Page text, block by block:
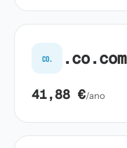
co. .co.com
41,88 €/ano